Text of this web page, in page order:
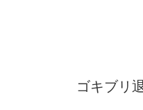
ゴキブリ